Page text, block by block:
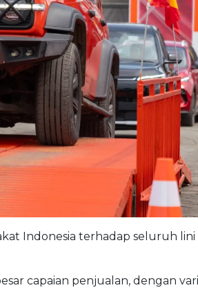
Indonesia terhadap seluruh
capaian penjualan, dengan